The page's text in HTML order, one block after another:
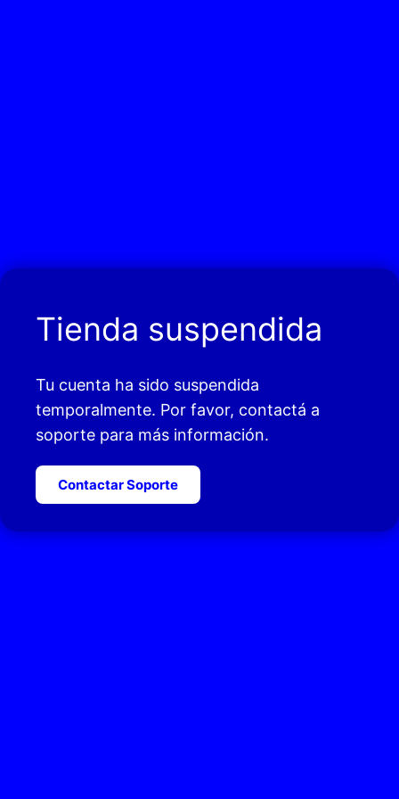
Tienda suspendida
Tu cuenta ha sido suspendida
temporalmente. Por favor, contactá a
soporte para más información.
Contactar Soporte